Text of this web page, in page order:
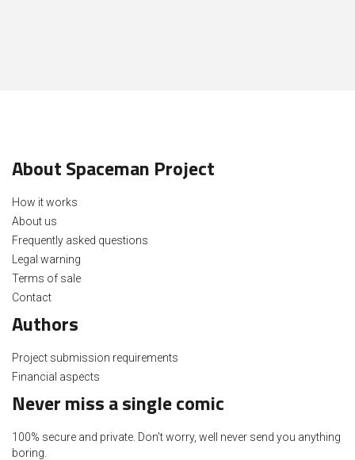
About Spaceman Project
How it works
About us
Frequently asked questions
Legal warning
Terms of sale
Contact
Authors
Project submission requirements
Financial aspects
Never miss a single comic
100% secure and private. Don't worry, well never send you anything
boring.